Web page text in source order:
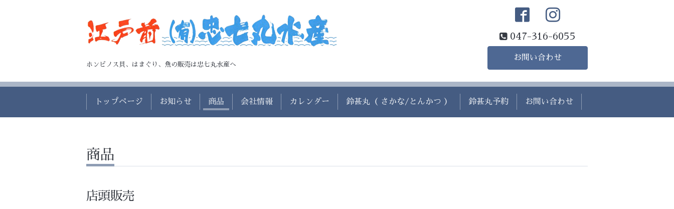
ホンビノス貝、はまぐり、魚の販売は忠七丸水産へ
047-316-6055
お問い合わせ
トップページ お知らせ 商品 会社情報 カレンダー 鈴甚丸（ さかな/とんかつ ） 鈴甚丸予約 お問い合わせ
商品
店頭販売